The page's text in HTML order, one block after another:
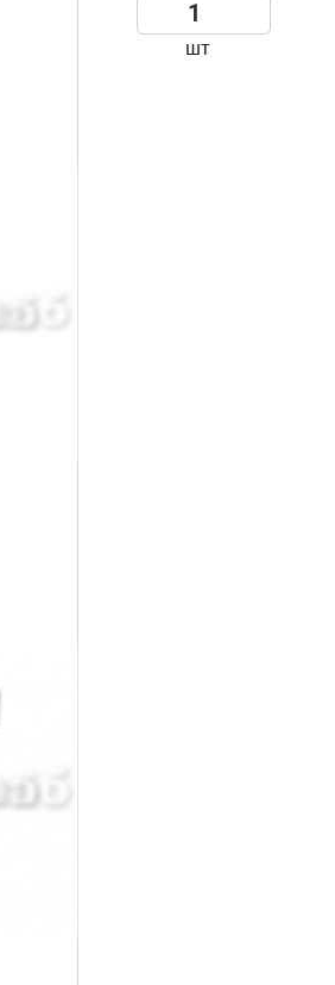
шт